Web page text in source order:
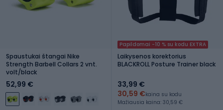
Spaustukai štangai Nike
Strength Barbell Collars 2 vnt.
volt/black
52,99 €
Papildomai -10 % su kodu EXTRA
Laikysenos korektorius
BLACKROLL Posture Trainer black
33,99 €
30,59 €kaina su kodu
Mažiausia kaina: 30,59 €